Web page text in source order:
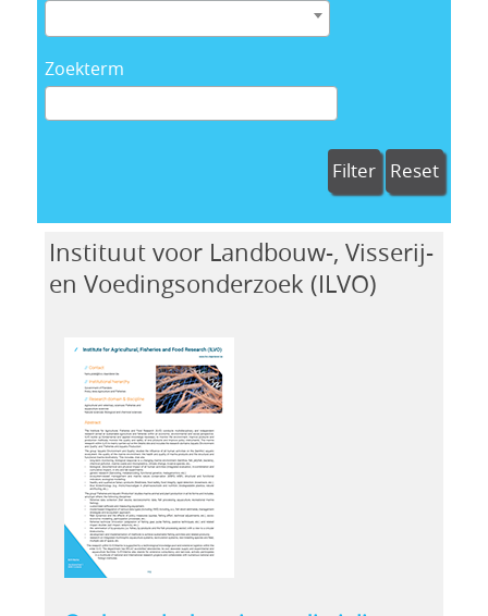
Zoekterm
Filter Reset
Instituut voor Landbouw-, Visserij-
en Voedingsonderzoek (ILVO)